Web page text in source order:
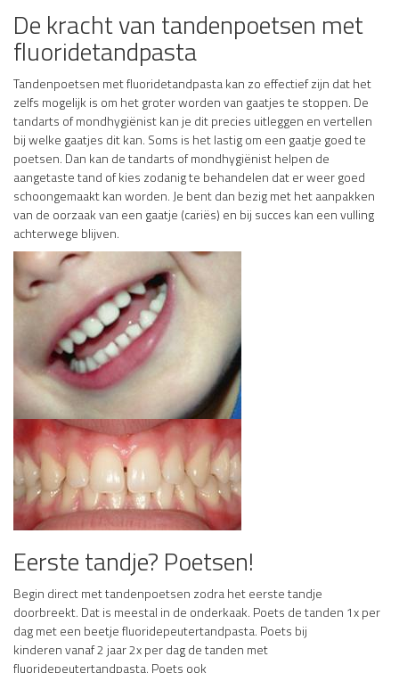
De kracht van tandenpoetsen met
fluoridetandpasta
Tandenpoetsen met fluoridetandpasta kan zo effectief zijn dat het
zelfs mogelijk is om het groter worden van gaatjes te stoppen. De
tandarts of mondhygiënist kan je dit precies uitleggen en vertellen
bij welke gaatjes dit kan. Soms is het lastig om een gaatje goed te
poetsen. Dan kan de tandarts of mondhygiënist helpen de
aangetaste tand of kies zodanig te behandelen dat er weer goed
schoongemaakt kan worden. Je bent dan bezig met het aanpakken
van de oorzaak van een gaatje (cariës) en bij succes kan een vulling
achterwege blijven.
Eerste tandje? Poetsen!
Begin direct met tandenpoetsen zodra het eerste tandje
doorbreekt. Dat is meestal in de onderkaak. Poets de tanden 1x per
dag met een beetje fluoridepeutertandpasta. Poets bij
kinderen vanaf 2 jaar 2x per dag de tanden met
fluoridepeutertandpasta. Poets ook